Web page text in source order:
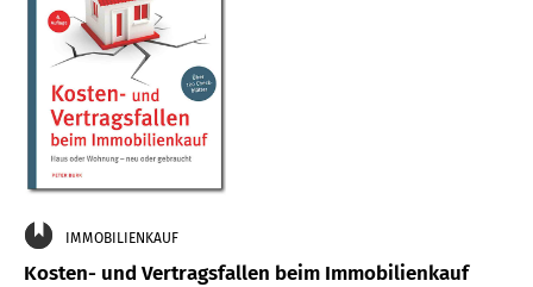
IMMOBILIENKAUF
Kosten- und Vertragsfallen beim Immobilienkauf